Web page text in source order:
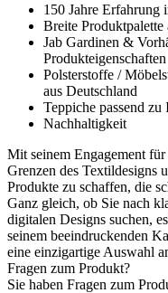
150 Jahre Erfahrung
Breite Produktpalette
Jab Gardinen &
Produkteigenschaften
Polsterstoffe /
aus Deutschland
Teppiche passend
Nachhaltigkeit
Mit seinem Engagement
Grenzen des Textildesigns
Produkte zu schaffen, die
Ganz gleich, ob Sie nach
digitalen Designs suchen,
seinem beeindruckenden
eine einzigartige Auswahl
Fragen zum Produkt?
Sie haben Fragen zum